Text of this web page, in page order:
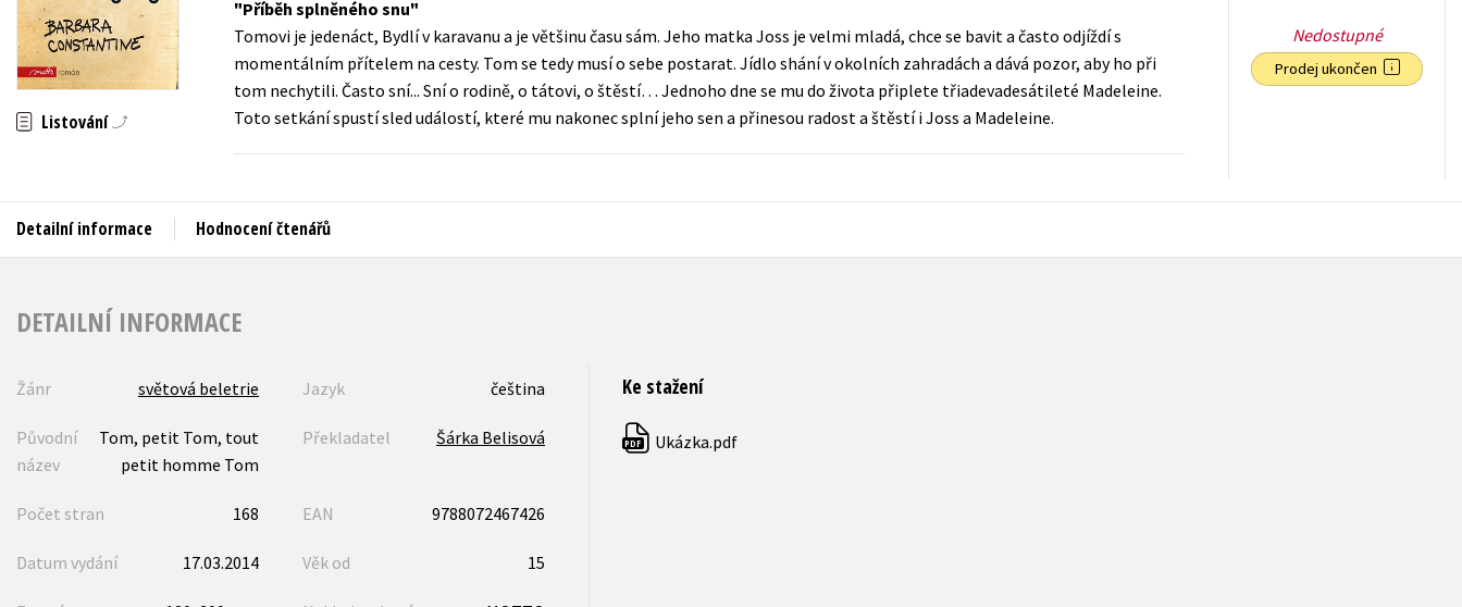
Auto - moto
Beletrie pro děti
Beletrie pro dospělé
Byznys a ekonomie
Jazyky
Kalendáře
Kariéra a osobní rozvoj
Populárně - naučné pro děti
Předškoláci
Příroda a zahrada
Young adult (SK)
Zahraniční literatura
Zdraví a životní styl
Listování
Příběh splněného snu
Tomovi je jedenáct, Bydlí v karavanu a je většinu času sám. Jeho matka Joss je velmi mladá, chce se bavit a často odjíždí s
momentálním přítelem na cesty. Tom se tedy musí o sebe postarat. Jídlo shání v okolních zahradách a dává pozor, aby ho při
tom nechytili. Často sní... Sní o rodině, o tátovi, o štěstí… Jednoho dne se mu do života připlete třiadevadesátileté Madeleine.
Toto setkání spustí sled událostí, které mu nakonec splní jeho sen a přinesou radost a štěstí i Joss a Madeleine.
Nedostupné
Prodej ukončen
Detailní informace Hodnocení čtenářů
DETAILNÍ INFORMACE
Žánr světová beletrie Jazyk čeština
Původní
název
Tom, petit Tom, tout
petit homme Tom
Překladatel Šárka Belisová
Počet stran 168 EAN 9788072467426
Datum vydání 17.03.2014 Věk od 15
Ke stažení
PDF Ukázka.pdf